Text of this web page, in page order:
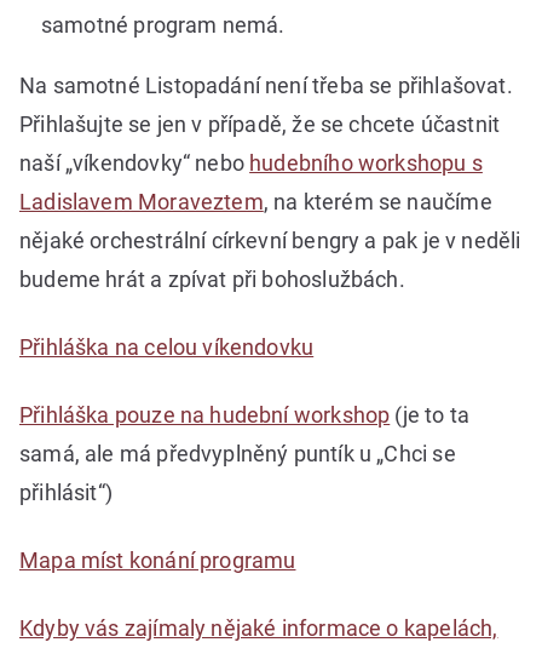
samotné program nemá.
Na samotné Listopadání není třeba se přihlašovat.
Přihlašujte se jen v případě, že se chcete účastnit
naší „víkendovky“ nebo hudebního workshopu s
Ladislavem Moraveztem, na kterém se naučíme
nějaké orchestrální církevní bengry a pak je v neděli
budeme hrát a zpívat při bohoslužbách.
Přihláška na celou víkendovku
Přihláška pouze na hudební workshop (je to ta
samá, ale má předvyplněný puntík u „Chci se
přihlásit“)
Mapa míst konání programu
Kdyby vás zajímaly nějaké informace o kapelách,